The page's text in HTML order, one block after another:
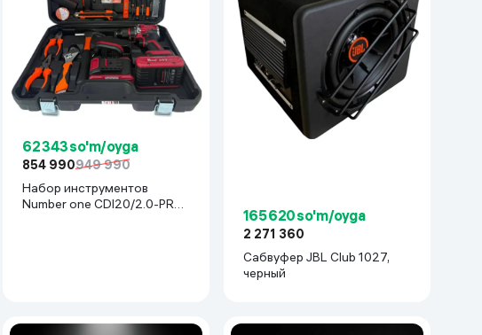
62 343 so'm/oyga
854 990949 990
Набор инструментов
Number one CDI20/2.0-PRO-
165 620 so'm/oyga
2 271 360
Сабвуфер JBL Club 1027,
черный